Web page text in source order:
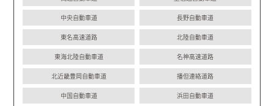
中央自動車道 長野自動車道
東名高速道路 北陸自動車道
東海北陸自動車道 名神高速道路
北近畿豊岡自動車道 播但連絡道路
中国自動車道 浜田自動車道